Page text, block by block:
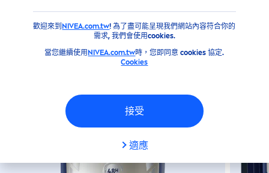
歡迎來到 NIVEA.com.tw! 為了盡可能呈現我們網站內容符合你的
需求, 我們會使用cookies.
當您繼續使用 NIVEA.com.tw時，您即同意 cookies 協定.
Cookies
接受
適應